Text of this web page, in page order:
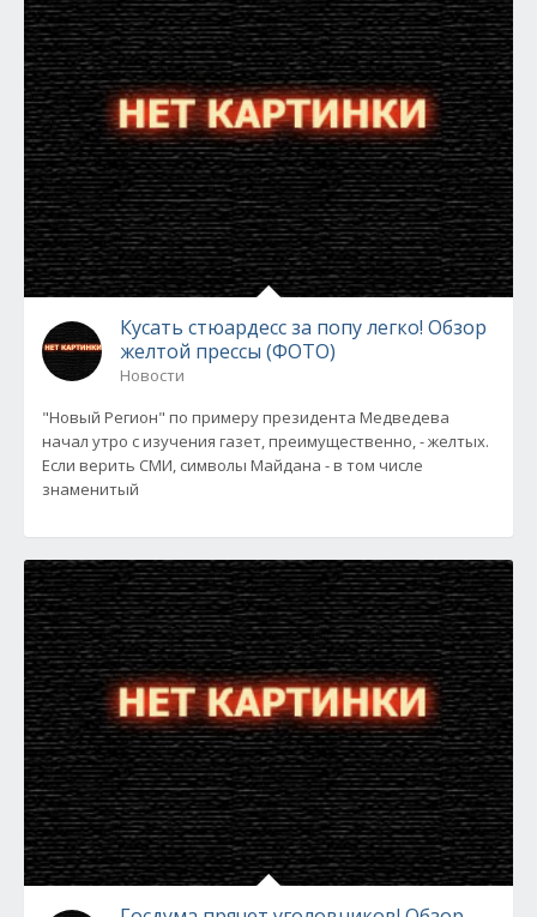
Кусать стюардесс за попу легко! Обзор
желтой прессы (ФОТО)
Новости
"Новый Регион" по примеру президента Медведева
начал утро с изучения газет, преимущественно, - желтых.
Если верить СМИ, символы Майдана - в том числе
знаменитый